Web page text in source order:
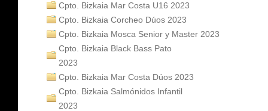
Cpto. Bizkaia Mar Costa U16 2023
Cpto. Bizkaia Corcheo Dúos 2023
Cpto. Bizkaia Mosca Senior y Master 2023
Cpto. Bizkaia Black Bass Pato
2023
Cpto. Bizkaia Mar Costa Dúos 2023
Cpto. Bizkaia Salmónidos Infantil
2023